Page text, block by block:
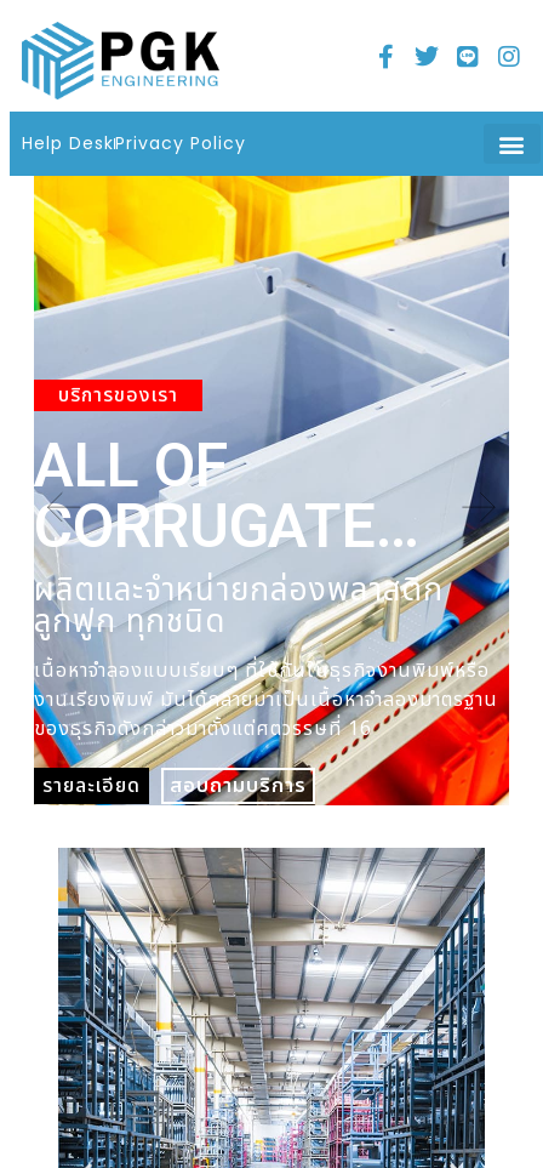
Help DeskPrivacy Policy
Home
21 มิถุนายน 2022
บริการของเรา
ALL OF
CORRUGATE
PLASTIC BOX
ผลิตและจำหน่ายกล่องพลาสติก
ลูกฟูก ทุกชนิด
เนื้อหาจำลองแบบเรียบๆ ที่ใช้กันในธุรกิจงานพิมพ์หรือ
งานเรียงพิมพ์ มันได้กลายมาเป็นเนื้อหาจำลองมาตรฐาน
ของธุรกิจดังกล่าวมาตั้งแต่ศตวรรษที่ 16
รายละเอียด
สอบถามบริการ